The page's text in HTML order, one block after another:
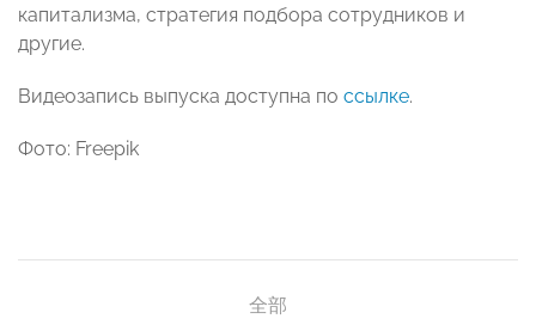
капитализма, стратегия подбора сотрудников и
другие.
Видеозапись выпуска доступна по ссылке.
Фото: Freepik
全部